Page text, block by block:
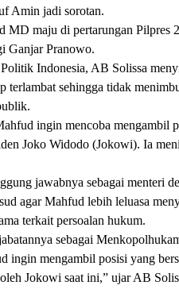
Amin jadi sorotan.
MD maju di pertarungan Pilpres
Ganjar Pranowo.
Indonesia, AB Solissa
terlambat sehingga tidak
ingin mencoba mengambil
Joko Widodo (Jokowi). Ia
jawabnya sebagai menteri
agar Mahfud lebih leluasa
terkait persoalan hukum.
sebagai
ingin mengambil posisi yang
Jokowi saat ini,” ujar AB